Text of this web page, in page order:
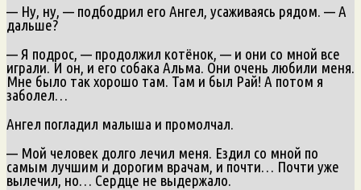
— Ну, ну, — подбодрил его Ангел, усаживаясь рядом. — А
дальше?
— Я подрос, — продолжил котёнок, — и они со мной все
играли. И он, и его собака Альма. Они очень любили меня.
Мне было так хорошо там. Там и был Рай! А потом я
заболел…
Ангел погладил малыша и промолчал.
— Мой человек долго лечил меня. Ездил со мной по
самым лучшим и дорогим врачам, и почти… Почти уже
вылечил, но… Сердце не выдержало.